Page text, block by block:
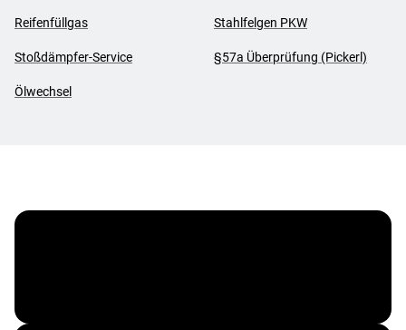
Reifenfüllgas Stahlfelgen PKW
Stoßdämpfer-Service §57a Überprüfung (Pickerl)
Ölwechsel